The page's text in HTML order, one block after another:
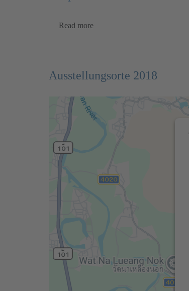
Read more
Ausstellungsorte 2018